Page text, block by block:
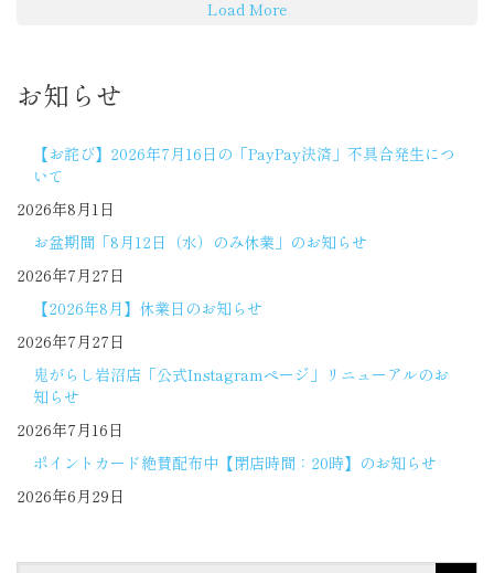
Load More
お知らせ
【お詫び】2026年7月16日の「PayPay決済」不具合発生につ
いて
2026年8月1日
お盆期間「8月12日（水）のみ休業」のお知らせ
2026年7月27日
【2026年8月】休業日のお知らせ
2026年7月27日
鬼がらし岩沼店「公式Instagramページ」リニューアルのお
知らせ
2026年7月16日
ポイントカード絶賛配布中【閉店時間：20時】のお知らせ
2026年6月29日